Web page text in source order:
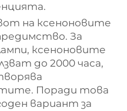
на ксеноновите
За
ксеноновите
до 2000 часа,
Поради това
вариант за